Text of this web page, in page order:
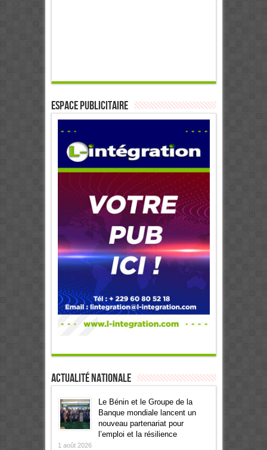
ESPACE PUBLICITAIRE
Actualité Nationale
Le Bénin et le Groupe de la
Banque mondiale lancent un
nouveau partenariat pour
l’emploi et la résilience
1 août 2026